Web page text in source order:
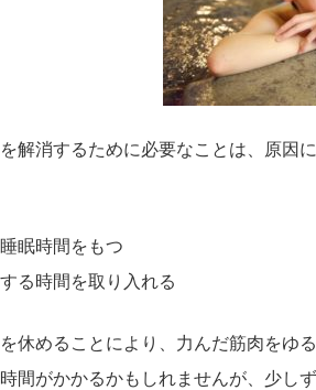
解消するために必要なことは、原因
眠時間をもつ
る時間を取り入れる
休めることにより、力んだ筋肉をゆ
間がかかるかもしれませんが、少し